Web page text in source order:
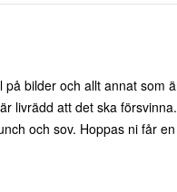
bilder och allt annat som
livrädd att det ska
och sov. Hoppas ni får